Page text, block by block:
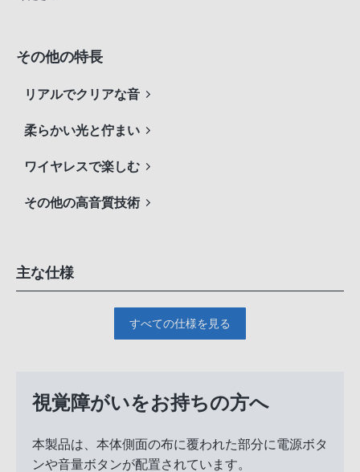
その他の特長
リアルでクリアな音
柔らかい光と佇まい
ワイヤレスで楽しむ
その他の高音質技術
主な仕様
すべての仕様を見る
視覚障がいをお持ちの方へ
本製品は、本体側面の布に覆われた部分に電源ボタ
ンや音量ボタンが配置されています。